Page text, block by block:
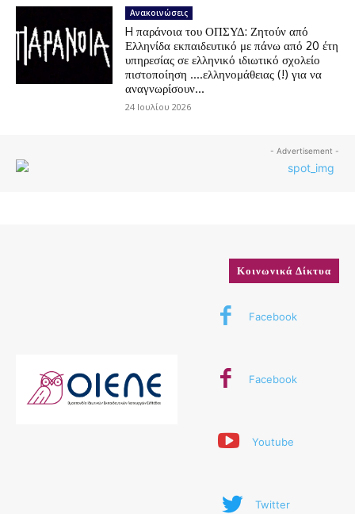
Ανακοινώσεις
H παράνοια του ΟΠΣΥΔ: Ζητούν από
Ελληνίδα εκπαιδευτικό με πάνω από 20 έτη
υπηρεσίας σε ελληνικό ιδιωτικό σχολείο
πιστοποίηση ….ελληνομάθειας (!) για να
αναγνωρίσουν...
24 Ιουλίου 2026
- Advertisement -
Κοινωνικά Δίκτυα
Facebook
Facebook
Youtube
Twitter